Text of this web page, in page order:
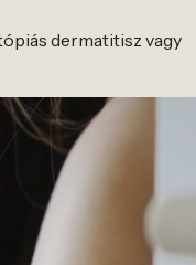
dermatitisz vagy